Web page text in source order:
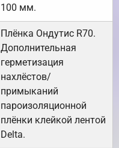
100 мм.
Плёнка Ондутис R70.
Дополнительная
герметизация
нахлёстов/
примыканий
пароизоляционной
плёнки клейкой лентой
Delta.